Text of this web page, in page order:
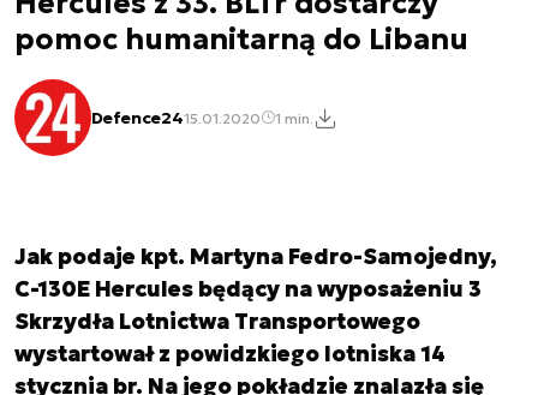
pomoc humanitarną do Libanu
Defence2415.01.2020 1 min.
Jak podaje kpt. Martyna Fedro-Samojedny,
C-130E Hercules będący na wyposażeniu 3
Skrzydła Lotnictwa Transportowego
wystartował z powidzkiego lotniska 14
stycznia br. Na jego pokładzie znalazła się